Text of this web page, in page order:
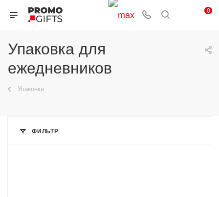
0
Упаковка для
ежедневников
Упаковка
ФИЛЬТР